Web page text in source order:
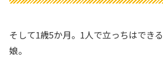
そして1歳5か月。1人で立っちはでき
娘。